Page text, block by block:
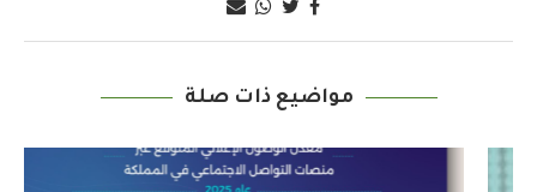
مواضيع ذات صلة